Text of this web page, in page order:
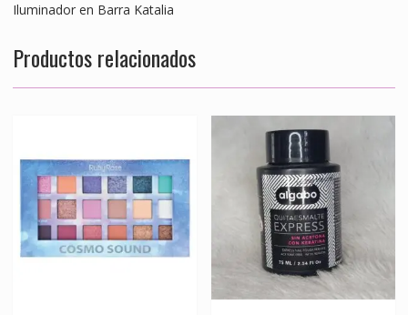
Iluminador en Barra Katalia
Productos relacionados